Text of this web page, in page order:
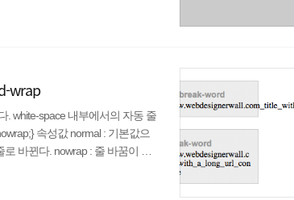
으면 있는데로 렌더링될터이
wrap
white-space 내부에서의 자동 줄
속성값 normal : 기본값으
바뀐다. nowrap : 줄 바꿈이 실
에서 표준 준수 모드를 지정하지